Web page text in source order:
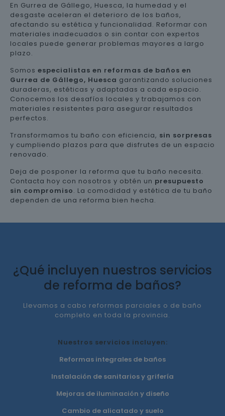
En Gurrea de Gállego, Huesca, la humedad y el
desgaste aceleran el deterioro de los baños,
afectando su estética y funcionalidad. Reformar con
materiales inadecuados o sin contar con expertos
locales puede generar problemas mayores a largo
plazo.
Somos especialistas en reformas de baños en
Gurrea de Gállego, Huesca garantizando soluciones
duraderas, estéticas y adaptadas a cada espacio.
Conocemos los desafíos locales y trabajamos con
materiales resistentes para asegurar resultados
perfectos.
Transformamos tu baño con eficiencia, sin sorpresas
y cumpliendo plazos para que disfrutes de un espacio
renovado.
Deja de posponer la reforma que tu baño necesita.
Contacta hoy con nosotros y obtén un presupuesto
sin compromiso. La comodidad y estética de tu baño
dependen de una reforma bien hecha.
¿Qué incluyen nuestros servicios
de reforma de baños?
Llevamos a cabo reformas parciales o de baño
completo en toda la provincia.
Nuestros servicios incluyen:
Reformas integrales de baños
Instalación de sanitarios y grifería
Mejoras de iluminación y diseño
Cambio de alicatado y suelo